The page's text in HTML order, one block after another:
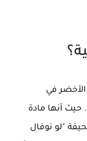
في
أنها مادة
"لو نوفال